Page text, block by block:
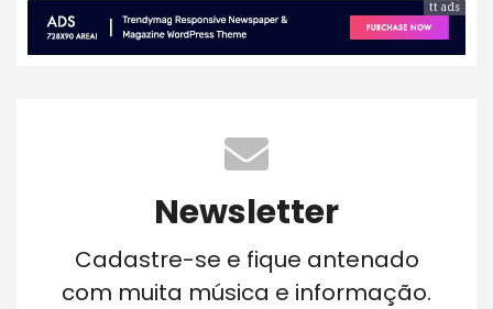
tt ads
Newsletter
Cadastre-se e fique antenado
com muita música e informação.